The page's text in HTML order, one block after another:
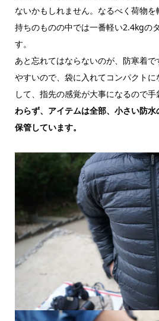
ないかもしれません。なるべく荷物
持ちのものの中では一番軽い2.4kgの
す。
あと忘れてはならないのが、防寒着
やすいので、袋に入れてコンパクト
して、指先の感覚が大事になるので手
わらず、アイテムは全部、小さい防
保管しています。